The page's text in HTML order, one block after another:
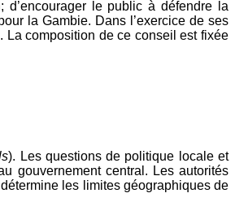
le public à défendre la
la Gambie. Dans l’exercice de ses
La composition de ce conseil est fixée
). Les questions de politique locale et
gouvernement central. Les autorités
les limites géographiques de